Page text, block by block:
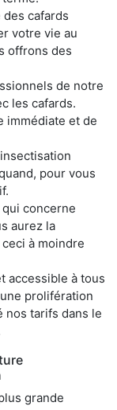
cafards
votre vie au
offrons des
de notre
les cafards.
immédiate et de
pour vous
concerne
aurez la
à moindre
accessible à tous
prolifération
nos tarifs dans le
grande